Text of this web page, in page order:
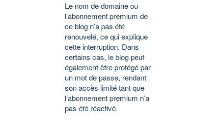
Le nom de domaine ou
l’abonnement premium de
ce blog n’a pas été
renouvelé, ce qui explique
cette interruption. Dans
certains cas, le blog peut
également être protégé par
un mot de passe, rendant
son accès limité tant que
l’abonnement premium n’a
pas été réactivé.